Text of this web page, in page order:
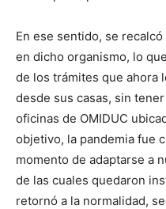
En ese sentido, se
en dicho organismo, lo
de los trámites que ahora
desde sus casas, sin
oficinas de OMIDUC
objetivo, la pandemia fue
momento de adaptarse a
de las cuales quedaron
retornó a la normalidad,